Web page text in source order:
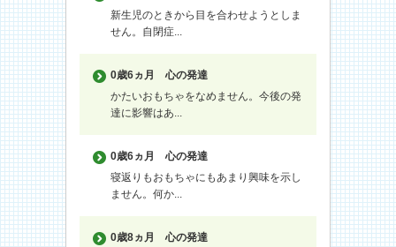
新生児のときから目を合わせようとしま
せん。自閉症...
0歳6ヵ月
心の発達
かたいおもちゃをなめません。今後の発
達に影響はあ...
0歳6ヵ月
心の発達
寝返りもおもちゃにもあまり興味を示し
ません。何か...
0歳8ヵ月
心の発達